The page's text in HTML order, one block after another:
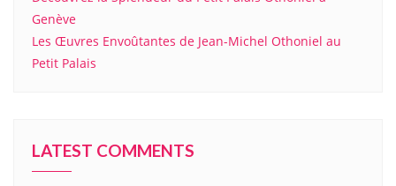
Genève
Les Œuvres Envoûtantes de Jean-Michel Othoniel au
Petit Palais
LATEST COMMENTS